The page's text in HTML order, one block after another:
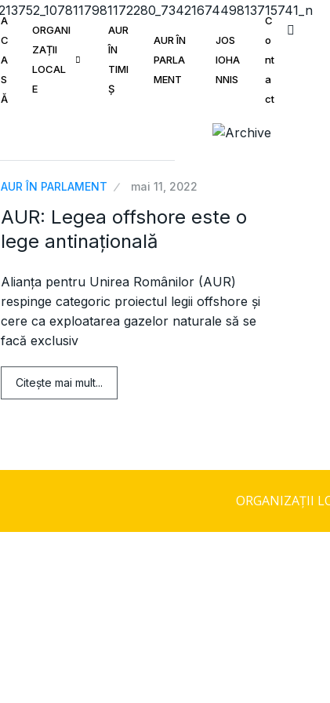
A
C
A
S
Ă
ORGANI
ZAȚII
LOCAL
E
AUR
ÎN
TIMI
Ș
AUR ÎN
PARLA
MENT
JOS
IOHA
NNIS
C
o
nt
a
ct
AUR ÎN PARLAMENT mai 11, 2022
AUR: Legea offshore este o
lege antinațională
Alianța pentru Unirea Românilor (AUR)
respinge categoric proiectul legii offshore și
cere ca exploatarea gazelor naturale să se
facă exclusiv
Citeşte mai mult...
ORGANIZAȚII